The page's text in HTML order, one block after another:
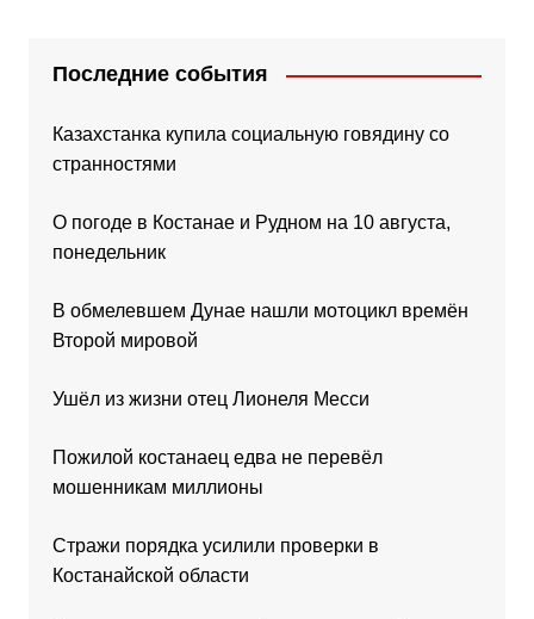
Последние события
Казахстанка купила социальную говядину со
странностями
О погоде в Костанае и Рудном на 10 августа,
понедельник
В обмелевшем Дунае нашли мотоцикл времён
Второй мировой
Ушёл из жизни отец Лионеля Месси
Пожилой костанаец едва не перевёл
мошенникам миллионы
Стражи порядка усилили проверки в
Костанайской области